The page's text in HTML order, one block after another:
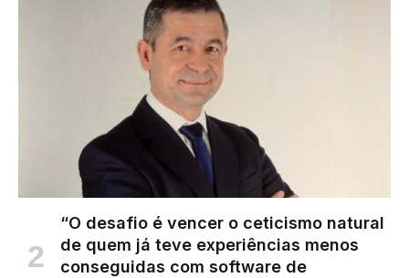
“O desafio é vencer o ceticismo natural
de quem já teve experiências menos
conseguidas com software de